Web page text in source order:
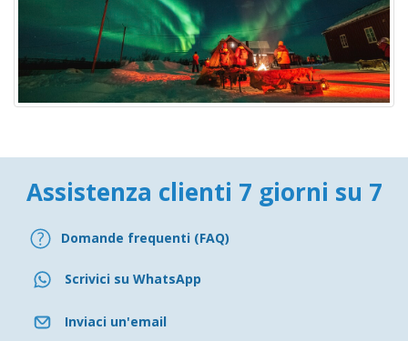
Assistenza clienti 7 giorni su 7
Domande frequenti (FAQ)
Scrivici su WhatsApp
Inviaci un'email